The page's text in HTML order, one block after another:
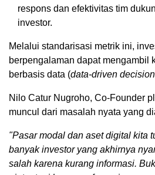
respons dan efektivitas tim
investor.
Melalui standarisasi metrik ini,
berpengalaman dapat mengambil
berbasis data (data-driven
Nilo Catur Nugroho, Co-Founder
muncul dari masalah nyata yang
"Pasar modal dan aset digital kita
banyak investor yang akhirnya
salah karena kurang informasi.